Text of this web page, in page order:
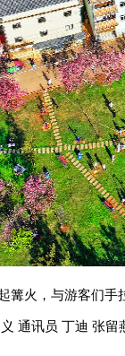
篝火，与游客们
通讯员 丁迪 张留